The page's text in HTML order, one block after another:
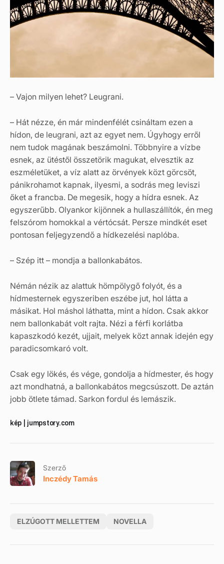
– Vajon milyen lehet? Leugrani.
– Hát nézze, én már mindenfélét csináltam ezen a
hídon, de leugrani, azt az egyet nem. Úgyhogy erről
nem tudok magának beszámolni. Többnyire a vízbe
esnek, az ütéstől összetörik magukat, elvesztik az
eszméletüket, a víz alatt az örvények közt görcsöt,
pánikrohamot kapnak, ilyesmi, a sodrás meg leviszi
őket a francba. De megesik, hogy a hídra esnek. Az
egyszerűbb. Olyankor kijönnek a hullaszállítók, én meg
felszórom homokkal a vértócsát. Persze mindkét eset
pontosan feljegyzendő a hídkezelési naplóba.
– Szép itt – mondja a ballonkabátos.
Némán nézik az alattuk hömpölygő folyót, és a
hídmesternek egyszeriben eszébe jut, hol látta a
másikat. Hol máshol láthatta, mint a hídon. Csak akkor
nem ballonkabát volt rajta. Nézi a férfi korlátba
kapaszkodó kezét, ujjait, melyek közt annak idején egy
paradicsomkaró volt.
Csak egy lökés, és vége, gondolja a hídmester, és hogy
azt mondhatná, a ballonkabátos megcsúszott. De aztán
jobb ötlete támad. Sarkon fordul és lemászik.
kép | jumpstory.com
Szerző
Inczédy Tamás
ELZÚGOTT MELLETTEM NOVELLA